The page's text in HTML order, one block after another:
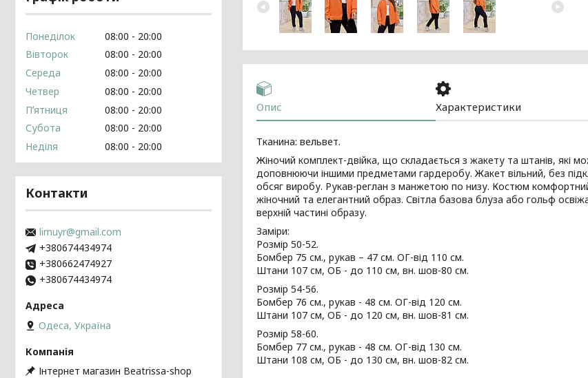
Опис Характеристики
Тканина: вельвет.
Жіночий комплект-двійка, що складається з жакету та штанів, які
доповнюючи іншими предметами гардеробу. Жакет вільний, без
обсяг виробу. Рукав-реглан з манжетою по низу. Костюм
жіночний та елегантний образ. Світла базова блуза або гольф
верхній частині образу.
Заміри:
Розмір 50-52.
Бомбер 75 см., рукав – 47 см. ОГ-від 110 см.
Штани 107 см, ОБ - до 110 см, вн. шов-80 см.
Розмір 54-56.
Бомбер 76 см., рукав - 48 см. ОГ-від 120 см.
Штани 107 см, ОБ - до 120 см, вн. шов-81 см.
Розмір 58-60.
Бомбер 77 см., рукав - 48 см. ОГ-від 130 см.
Штани 108 см, ОБ - до 130 см, вн. шов-82 см.
Понеділок 08:00
20:00
Вівторок
08:00
20:00
Середа
08:00
20:00
Четвер
08:00
20:00
Пʼятниця
08:00
20:00
Субота
08:00
20:00
Неділя
08:00 20:00
Контакти
limuyr@gmail.com
+380674434974
+380662474927
+380674434974
Одеса, Україна
Інтернет магазин Beatrissa-shop